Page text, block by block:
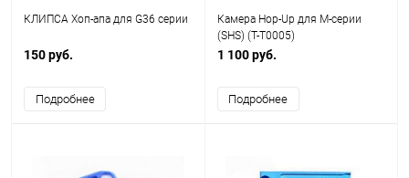
КЛИПСА Хоп-апа для G36 серии
150 руб.
Подробнее
Камера Hop-Up для M-серии
(SHS) (T-T0005)
1 100 руб.
Подробнее